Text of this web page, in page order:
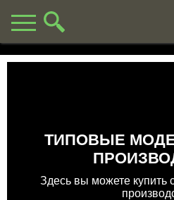
ТИПОВЫЕ
Здесь вы можете купить